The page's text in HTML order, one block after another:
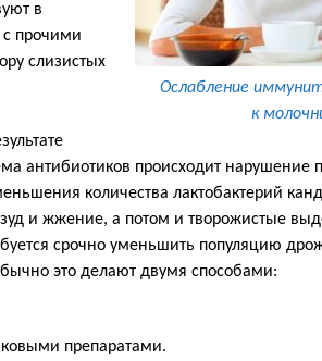
Ослабление
к
в
с прочими
слизистых
антибиотиков происходит нарушение
количества лактобактерий
и жжение, а потом и творожистые
срочно уменьшить популяцию
это делают двумя способами:
препаратами.